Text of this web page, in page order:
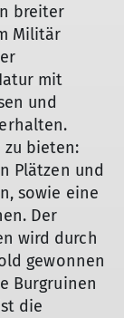
breiter
Militär
mit
und
bieten:
Plätzen und
sowie eine
Der
wird durch
gewonnen
Burgruinen
die